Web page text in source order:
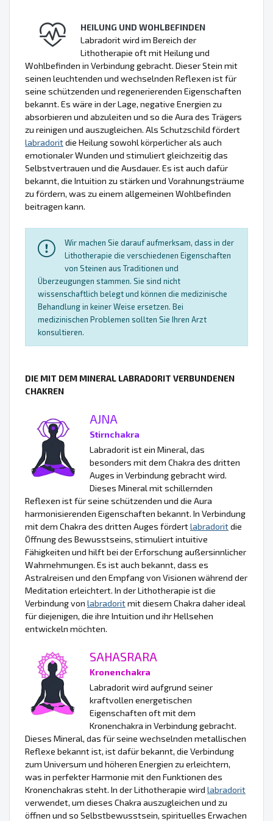
HEILUNG UND WOHLBEFINDEN
Labradorit wird im Bereich der
Lithotherapie oft mit Heilung und
Wohlbefinden in Verbindung gebracht. Dieser Stein mit
seinen leuchtenden und wechselnden Reflexen ist für
seine schützenden und regenerierenden Eigenschaften
bekannt. Es wäre in der Lage, negative Energien zu
absorbieren und abzuleiten und so die Aura des Trägers
zu reinigen und auszugleichen. Als Schutzschild fördert
labradoritdie Heilung sowohl körperlicher als auch
emotionaler Wunden und stimuliert gleichzeitig das
Selbstvertrauen und die Ausdauer. Es ist auch dafür
bekannt, die Intuition zu stärken und Vorahnungsträume
zu fördern, was zu einem allgemeinen Wohlbefinden
beitragen kann.
Wir machen Sie darauf aufmerksam, dass in der
Lithotherapie die verschiedenen Eigenschaften
von Steinen aus Traditionen und
Überzeugungen stammen. Sie sind nicht
wissenschaftlich belegt und können die medizinische
Behandlung in keiner Weise ersetzen. Bei
medizinischen Problemen sollten Sie Ihren Arzt
konsultieren.
DIE MIT DEM MINERAL LABRADORIT VERBUNDENEN
CHAKREN
AJNA
Stirnchakra
Labradorit ist ein Mineral, das
besonders mit dem Chakra des dritten
Auges in Verbindung gebracht wird.
Dieses Mineral mit schillernden
Reflexen ist für seine schützenden und die Aura
harmonisierenden Eigenschaften bekannt. In Verbindung
mit dem Chakra des dritten Auges fördertlabradoritdie
Öffnung des Bewusstseins, stimuliert intuitive
Fähigkeiten und hilft bei der Erforschung außersinnlicher
Wahrnehmungen. Es ist auch bekannt, dass es
Astralreisen und den Empfang von Visionen während der
Meditation erleichtert. In der Lithotherapie ist die
Verbindung von labradoritmit diesem Chakra daher ideal
für diejenigen, die ihre Intuition und ihr Hellsehen
entwickeln möchten.
SAHASRARA
Kronenchakra
Labradorit wird aufgrund seiner
kraftvollen energetischen
Eigenschaften oft mit dem
Kronenchakra in Verbindung gebracht.
Dieses Mineral, das für seine wechselnden metallischen
Reflexe bekannt ist, ist dafür bekannt, die Verbindung
zum Universum und höheren Energien zu erleichtern,
was in perfekter Harmonie mit den Funktionen des
Kronenchakras steht. In der Lithotherapie wird labradorit
verwendet, um dieses Chakra auszugleichen und zu
öffnen und so Selbstbewusstsein, spirituelles Erwachen